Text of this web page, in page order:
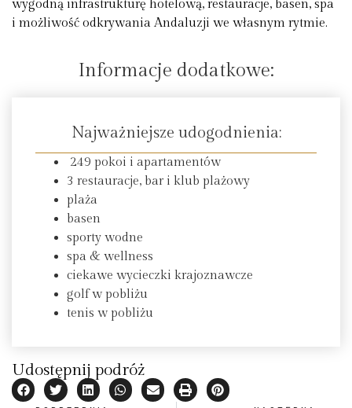
wygodną infrastrukturę hotelową, restauracje, basen, spa
i możliwość odkrywania Andaluzji we własnym rytmie.
Informacje dodatkowe:
Najważniejsze udogodnienia:
249 pokoi i apartamentów
3 restauracje, bar i klub plażowy
plaża
basen
sporty wodne
spa & wellness
ciekawe wycieczki krajoznawcze
golf w pobliżu
tenis w pobliżu
Udostępnij podróż